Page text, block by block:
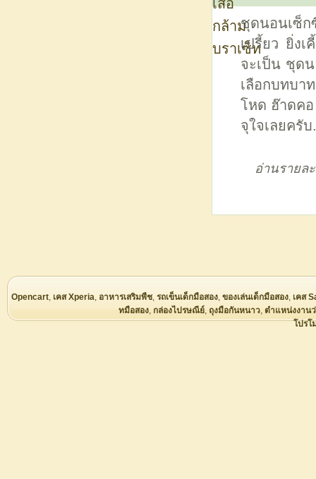
ชุดนอนเซ็ก
เปรี้ยว ยิ่ง
จะเป็น ชุด
เลือกบทบ
โหด ฮ๊าดค
จุใจเลยครั
อ่านรายล
Opencart, เคส Xperia, อาหารเสริมพืช, รถเข็นเด็กมือสอง, ของเล่นเด็กมือสอง, เคส
ทมือสอง, กล่องไปรษณีย์, ถุงมือกันหนาว, ตำแหน่งงาน
โปรโ